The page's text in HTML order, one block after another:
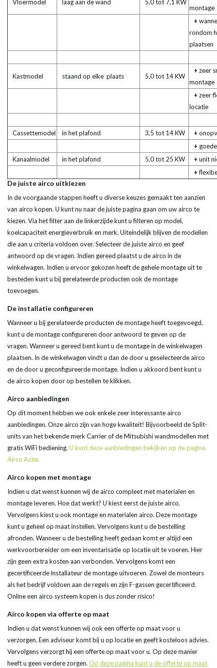
Vloermodel laag aan de wand 5,0 tot 7,1 KW
montage
+
rondom
plaatsen
Kastmodel staand op elke plaats 5,0 tot 14 KW
+ zeer
montage
+ zeer
locatie
Cassettemodel in het plafond 3,5 tot 14 KW +
+
Kanaalmodel
in het plafond 5,0 tot 25 KW + unit
+
De juiste airco uitkiezen
In de voorgaande stappen heeft u diverse keuzes gemaakt ten aanzien
van airco kopen. U kunt nu naar de juiste pagina gaan om uw airco te
kiezen. Via het filter aan de linkerzijde kunt u filteren op model,
koelcapaciteit energieverbruik en merk. Uiteindelijk blijven de modellen
die aan u criteria voldoen over. Selecteer de juiste airco en geef
antwoord op de vragen. Indien gereed plaatst u de airco in de
winkelwagen. Indien u ervoor gekozen heeft de gehele montage uit te
besteden kunt u bij gerelateerde producten ook de montage
toevoegen.
De installatie configureren
Wanneer u bij gerelateerde producten de montage heeft toegevoegd,
kunt u de montage configureren door antwoord te geven op de
vragen. Wanneer u gereed bent kunt u de montage in de winkelwagen
plaatsen. In de winkelwagen vindt u dan de door u geselecteerde airco
en de door u geconfigureerde montage. Indien u akkoord bent kunt u
de airco kopen door op bestellen te klikken.
Airco aanbiedingen
Op dit moment hebben we ook enkele zeer interessante airco
aanbiedingen. Onze airco zijn van hoge kwaliteit! Bijvoorbeeld de Split-
units van het bekende merk Carrier of de Mitsubishi wandmodellen met
gratis WiFi bediening. U kunt deze aanbiedingen bekijken op de pagina
Airco Actie.
Airco kopen met montage
Indien u dat wenst kunnen wij de airco compleet met materialen en
montage leveren. Hoe dat werkt? U kiest eerst de juiste airco.
Vervolgens kiest u ook montage en materialen airco. Deze montage
kunt u geheel op maat instellen. Vervolgens kunt u de bestelling
afronden. Wanneer u de bestelling heeft gedaan komt er altijd een
werkvoorbereider om een inventarisatie op locatie uit te voeren. Hier
zijn geen extra kosten aan verbonden. Vervolgens komt een
gecertificeerde installateur de montage uitvoeren. Zowel de monteurs
als het bedrijf voldoen aan de regels en zijn F-gassen gecertificeerd.
Online een airco systeem kopen is dus zonder risico!
Airco kopen via offerte op maat
Indien u dat wenst kunnen wij ook een offerte op maat voor u
verzorgen. Een adviseur komt bij u op locatie en geeft kosteloos advies.
Vervolgens verzorgt hij een offerte op maat voor u. Op deze manier
heeft u geen verdere zorgen. Op deze pagina kunt u de offerte op maat